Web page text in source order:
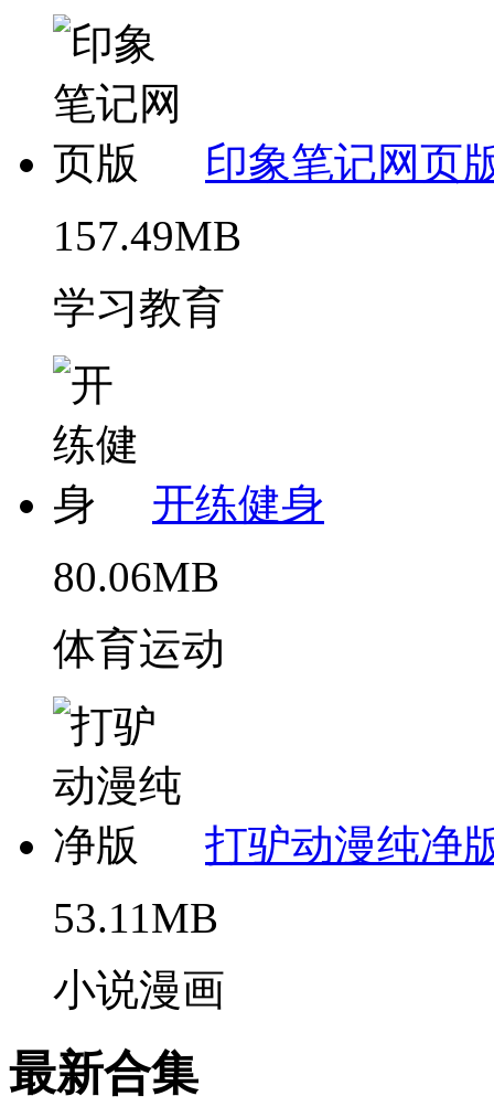
印象笔记网页
157.49MB
学习教育
开练健身
80.06MB
体育运动
打驴动漫纯净
53.11MB
小说漫画
最新合集